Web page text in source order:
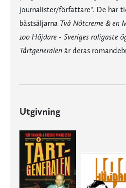
journalister/författare". De har
bästsäljarna Två Nötcreme & en
100 Höjdare - Sveriges roligaste
Tårtgeneralen är deras
Utgivning